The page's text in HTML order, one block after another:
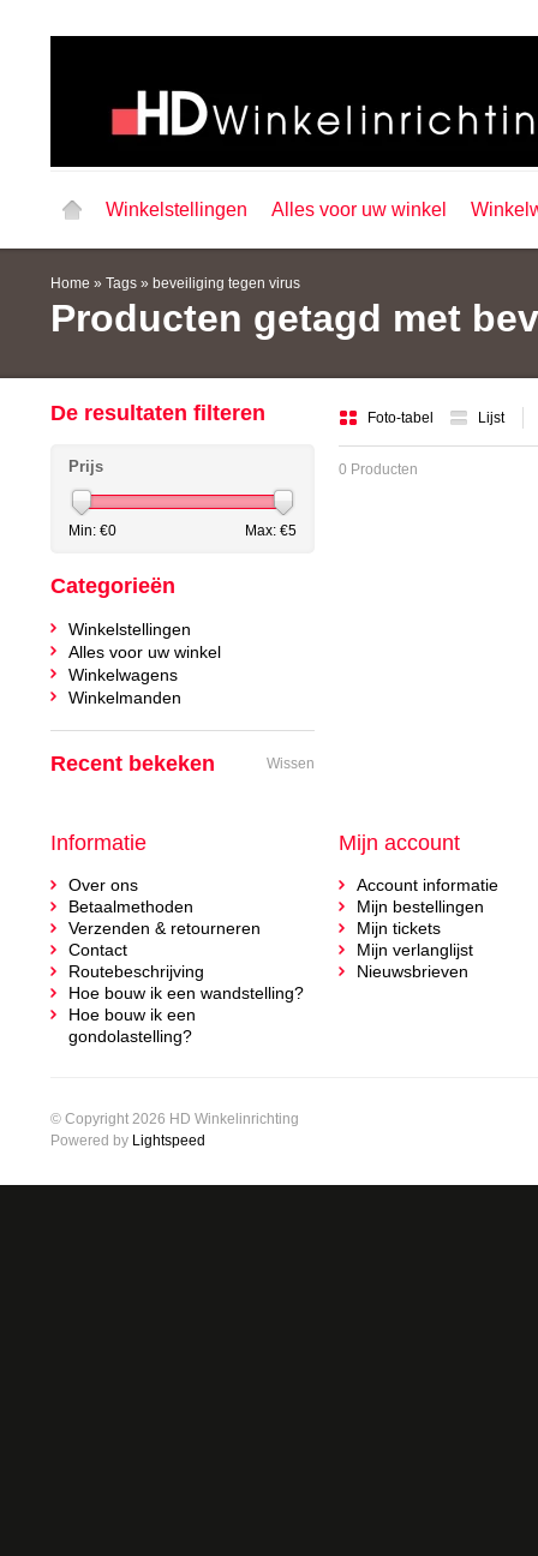
Winkelstellingen Alles voor uw winkel
Home » Tags » beveiliging tegen virus
Producten getagd met
Foto-tabel Lijst
0 Producten
De resultaten filteren
Prijs
Min: €0 Max: €5
Categorieën
Winkelstellingen
Alles voor uw winkel
Winkelwagens
Winkelmanden
Recent bekeken Wissen
Informatie
Over ons
Betaalmethoden
Verzenden & retourneren
Contact
Routebeschrijving
Hoe bouw ik een wandstelling?
Hoe bouw ik een
gondolastelling?
Mijn account
Account informatie
Mijn bestellingen
Mijn tickets
Mijn verlanglijst
Nieuwsbrieven
© Copyright 2026 HD Winkelinrichting
Powered by Lightspeed